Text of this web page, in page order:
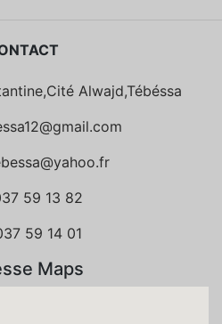
Alwajd,Tébéssa
59 13 82
59 14 01
Maps